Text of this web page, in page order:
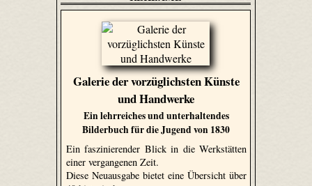
Galerie der vorzüglichsten Künste
und Handwerke
Ein lehrreiches und unterhaltendes
Bilderbuch für die Jugend von 1830
Ein faszinierender Blick in die Werkstätten
einer vergangenen Zeit.
Diese Neuausgabe bietet eine Übersicht über